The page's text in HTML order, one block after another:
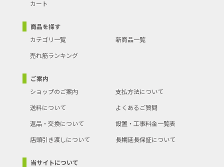
カート
商品を探す
カテゴリ一覧
新商品一覧
売れ筋ランキング
ご案内
ショップのご案内
支払方法について
送料について
よくあるご質問
返品・交換について
設置・工事料金一覧表
店頭引き渡しについて
長期延長保証について
当サイトについて